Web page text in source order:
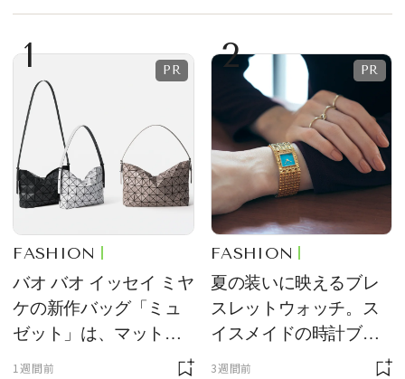
1
FASHION
バオ バオ イッセイ ミヤ
ケの新作バッグ「ミュ
ゼット」は、マットな
1週間前
2
FASHION
夏の装いに映えるブレ
スレットウォッチ。ス
イスメイドの時計ブラ
ンド【フレデリック・
3週間前